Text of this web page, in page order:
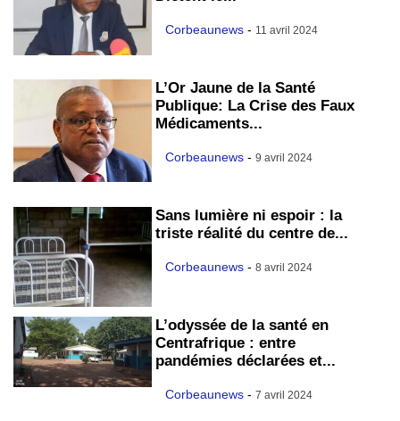
Corbeaunews - 11 avril 2024
L’Or Jaune de la Santé
Publique: La Crise des Faux
Médicaments...
Corbeaunews - 9 avril 2024
Sans lumière ni espoir : la
triste réalité du centre de...
Corbeaunews - 8 avril 2024
L’odyssée de la santé en
Centrafrique : entre
pandémies déclarées et...
Corbeaunews - 7 avril 2024